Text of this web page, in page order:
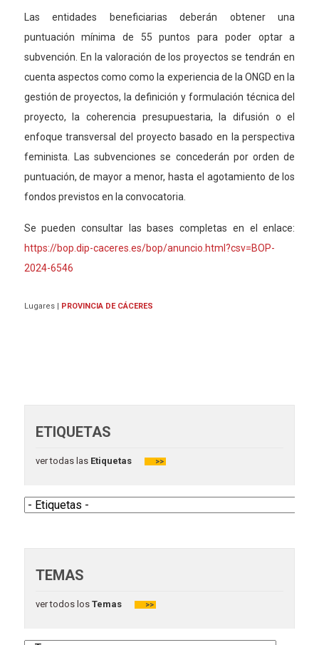
Las entidades beneficiarias deberán obtener una
puntuación mínima de 55 puntos para poder optar a
subvención. En la valoración de los proyectos se tendránen
cuenta aspectos como como la experiencia de la ONGD en la
gestión de proyectos, la definición y formulación técnica del
proyecto, la coherencia presupuestaria, la difusión o el
enfoque transversal del proyecto basado en la perspectiva
feminista. Las subvenciones se concederán por orden de
puntuación, de mayor a menor, hasta el agotamiento de los
fondos previstos en la convocatoria.
Se pueden consultar las bases completas en el enlace:
https://bop.dip-caceres.es/bop/anuncio.html?csv=BOP-
2024-6546
Lugares | PROVINCIA DE CÁCERES
ETIQUETAS
ver todas las Etiquetas >>
TEMAS
ver todos losTemas >>